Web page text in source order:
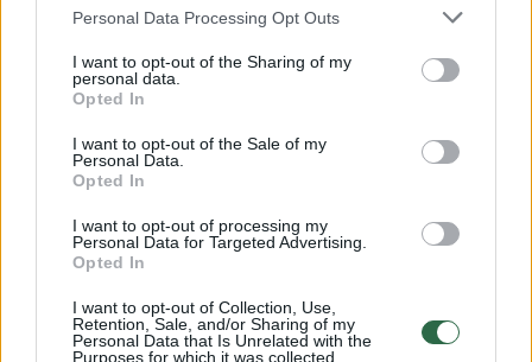
Personal Data Processing Opt Outs
I want to opt-out of the Sharing of my
personal data.
Opted In
I want to opt-out of the Sale of my
Personal Data.
Opted In
I want to opt-out of processing my
Personal Data for Targeted Advertising.
Opted In
I want to opt-out of Collection, Use,
Retention, Sale, and/or Sharing of my
Personal Data that Is Unrelated with the
Purposes for which it was collected.
Žinios | Lietuvos diena
00:00:57
Savaitės vidurys nusimato karštas: temperatūra kils iki
Žinios | Orai
00:00:59
Nufilmavo, kaip patvino Vilniaus Vakarinis aplinkkelis:
vaizdas pribloškia
Žinios | Lietuvos diena